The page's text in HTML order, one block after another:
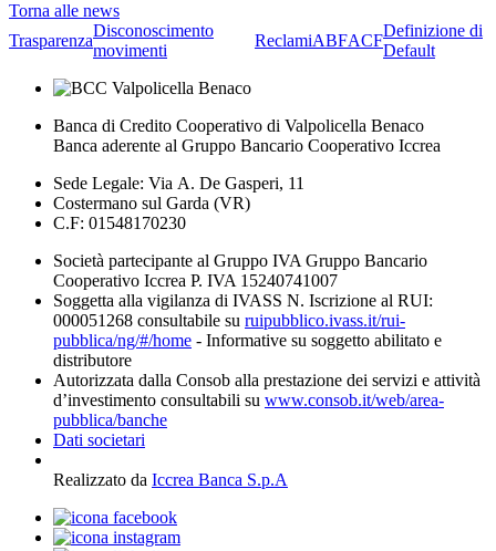
Torna alle news
Trasparenza
Disconoscimento
movimenti
ReclamiABFACF
Definizione di
Default
Banca di Credito Cooperativo di Valpolicella Benaco
Banca aderente al Gruppo Bancario Cooperativo Iccrea
Sede Legale: Via A. De Gasperi, 11
Costermano sul Garda (VR)
C.F: 01548170230
Società partecipante al Gruppo IVA Gruppo Bancario
Cooperativo Iccrea P. IVA 15240741007
Soggetta alla vigilanza di IVASS N. Iscrizione al RUI:
000051268 consultabile su ruipubblico.ivass.it/rui-
pubblica/ng/#/home - Informative su soggetto abilitato e
distributore
Autorizzata dalla Consob alla prestazione dei servizi e attività
d’investimento consultabili su www.consob.it/web/area-
pubblica/banche
Dati societari
Realizzato da Iccrea Banca S.p.A